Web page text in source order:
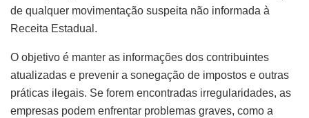
de qualquer movimentação suspeita não informada à
Receita Estadual.
O objetivo é manter as informações dos contribuintes
atualizadas e prevenir a sonegação de impostos e outras
práticas ilegais. Se forem encontradas irregularidades, as
empresas podem enfrentar problemas graves, como a